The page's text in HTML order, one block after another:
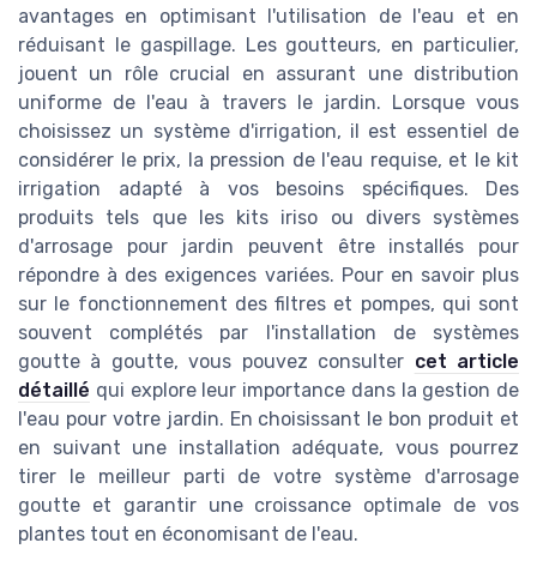
avantages en optimisant l'utilisation de l'eau et en
réduisant le gaspillage. Les goutteurs, en particulier,
jouent un rôle crucial en assurant une distribution
uniforme de l'eau à travers le jardin. Lorsque vous
choisissez un système d'irrigation, il est essentiel de
considérer le prix, la pression de l'eau requise, et le kit
irrigation adapté à vos besoins spécifiques. Des
produits tels que les kits iriso ou divers systèmes
d'arrosage pour jardin peuvent être installés pour
répondre à des exigences variées. Pour en savoir plus
sur le fonctionnement des filtres et pompes, qui sont
souvent complétés par l'installation de systèmes
goutte à goutte, vous pouvez consulter cet article
détaillé qui explore leur importance dans la gestion de
l'eau pour votre jardin. En choisissant le bon produit et
en suivant une installation adéquate, vous pourrez
tirer le meilleur parti de votre système d'arrosage
goutte et garantir une croissance optimale de vos
plantes tout en économisant de l'eau.